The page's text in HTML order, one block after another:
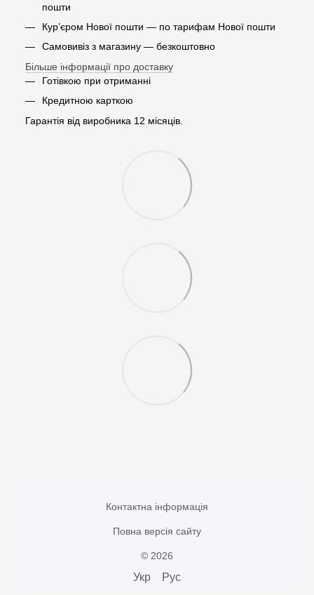
пошти
Кур’єром Нової пошти — по тарифам Нової пошти
Самовивіз з магазину — безкоштовно
Більше інформації про доставку
Готівкою при отриманні
Кредитною карткою
Гарантія від виробника 12 місяців.
Контактна інформація
Повна версія сайту
© 2026
Укр Рус